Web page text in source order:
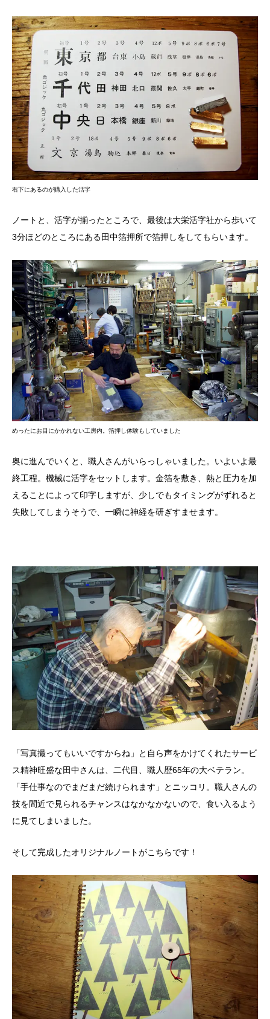
右下にあるのが購入した活字
ノートと、活字が揃ったところで、最後は大栄活字社から歩いて
3分ほどのところにある田中箔押所で箔押しをしてもらいます。
めったにお目にかかれない工房内。箔押し体験もしていました
奥に進んでいくと、職人さんがいらっしゃいました。いよいよ最
終工程。機械に活字をセットします。金箔を敷き、熱と圧力を加
えることによって印字しますが、少しでもタイミングがずれると
失敗してしまうそうで、一瞬に神経を研ぎすませます。
「写真撮ってもいいですからね」と自ら声をかけてくれたサービ
ス精神旺盛な田中さんは、二代目、職人歴65年の大ベテラン。
「手仕事なのでまだまだ続けられます」とニッコリ。職人さんの
技を間近で見られるチャンスはなかなかないので、食い入るよう
に見てしまいました。
そして完成したオリジナルノートがこちらです！